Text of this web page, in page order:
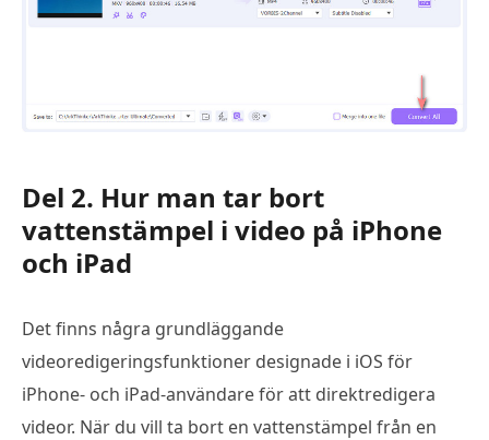
Del 2. Hur man tar bort
vattenstämpel i video på iPhone
och iPad
Det finns några grundläggande
videoredigeringsfunktioner designade i iOS för
iPhone- och iPad-användare för att direktredigera
videor. När du vill ta bort en vattenstämpel från en